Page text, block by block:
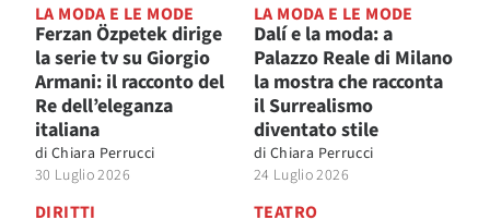
LA MODA E LE MODE
Ferzan Özpetek dirige
la serie tv su Giorgio
Armani: il racconto del
Re dell’eleganza
italiana
di Chiara Perrucci
30 Luglio 2026
LA MODA E LE MODE
Dalí e la moda: a
Palazzo Reale di Milano
la mostra che racconta
il Surrealismo
diventato stile
di Chiara Perrucci
24 Luglio 2026
DIRITTI TEATRO